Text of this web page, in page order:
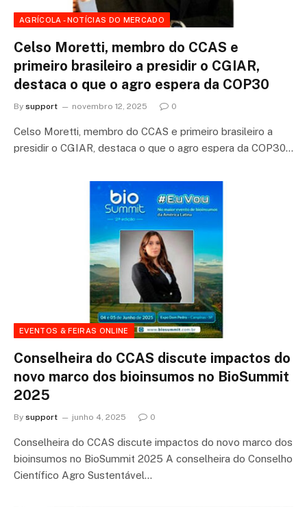
AGRÍCOLA - NOTÍCIAS DO MERCADO
Celso Moretti, membro do CCAS e
primeiro brasileiro a presidir o CGIAR,
destaca o que o agro espera da COP30
By support novembro 12, 2025 0
Celso Moretti, membro do CCAS e primeiro brasileiro a
presidir o CGIAR, destaca o que o agro espera da COP30…
EVENTOS & FEIRAS ONLINE
Conselheira do CCAS discute impactos do
novo marco dos bioinsumos no BioSummit
2025
By support junho 4, 2025 0
Conselheira do CCAS discute impactos do novo marco dos
bioinsumos no BioSummit 2025 A conselheira do Conselho
Científico Agro Sustentável…